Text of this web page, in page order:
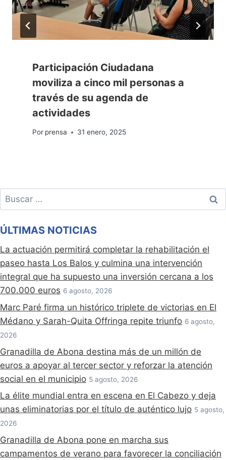
Participación Ciudadana
moviliza a cinco mil personas a
través de su agenda de
actividades
Por prensa 31 enero, 2025
Buscar:
ÚLTIMAS NOTICIAS
La actuación permitirá completar la rehabilitación el
paseo hasta Los Balos y culmina una intervención
integral que ha supuesto una inversión cercana a los
700.000 euros 6 agosto, 2026
Marc Paré firma un histórico triplete de victorias en El
Médano y Sarah-Quita Offringa repite triunfo 6 agosto,
2026
Granadilla de Abona destina más de un millón de
euros a apoyar al tercer sector y reforzar la atención
social en el municipio 5 agosto, 2026
La élite mundial entra en escena en El Cabezo y deja
unas eliminatorias por el título de auténtico lujo 5 agosto,
2026
Granadilla de Abona pone en marcha sus
campamentos de verano para favorecer la conciliación